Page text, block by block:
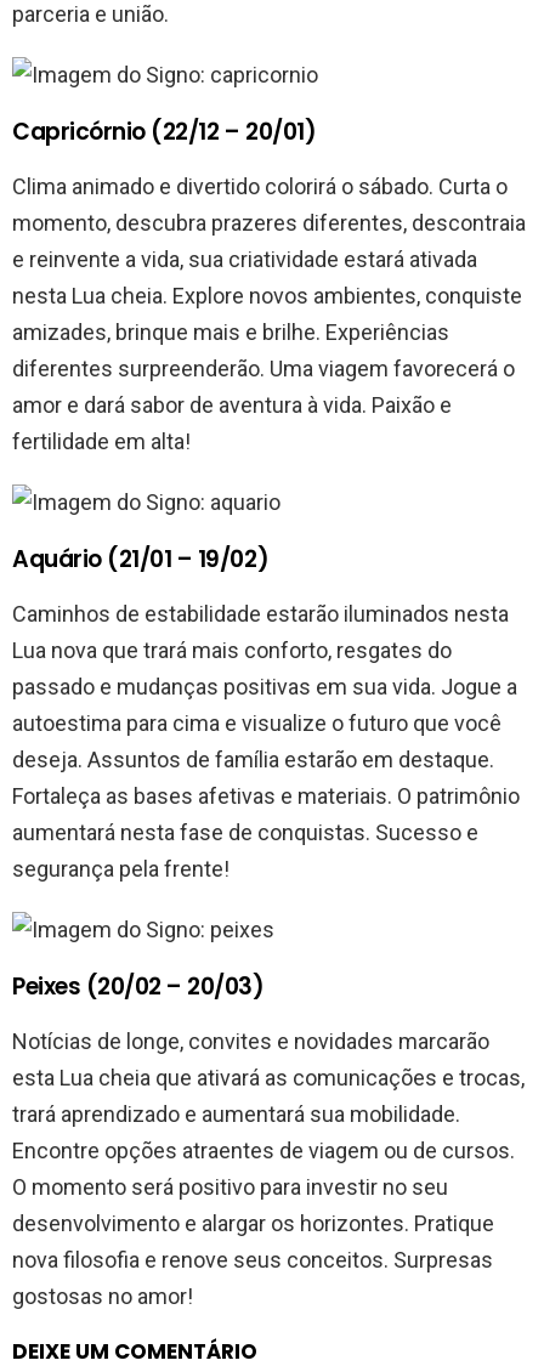
parceria e união.
Capricórnio (22/12 – 20/01)
Clima animado e divertido colorirá o sábado. Curta o
momento, descubra prazeres diferentes, descontraia
e reinvente a vida, sua criatividade estará ativada
nesta Lua cheia. Explore novos ambientes, conquiste
amizades, brinque mais e brilhe. Experiências
diferentes surpreenderão. Uma viagem favorecerá o
amor e dará sabor de aventura à vida. Paixão e
fertilidade em alta!
Aquário (21/01 – 19/02)
Caminhos de estabilidade estarão iluminados nesta
Lua nova que trará mais conforto, resgates do
passado e mudanças positivas em sua vida. Jogue a
autoestima para cima e visualize o futuro que você
deseja. Assuntos de família estarão em destaque.
Fortaleça as bases afetivas e materiais. O patrimônio
aumentará nesta fase de conquistas. Sucesso e
segurança pela frente!
Peixes (20/02 – 20/03)
Notícias de longe, convites e novidades marcarão
esta Lua cheia que ativará as comunicações e trocas,
trará aprendizado e aumentará sua mobilidade.
Encontre opções atraentes de viagem ou de cursos.
O momento será positivo para investir no seu
desenvolvimento e alargar os horizontes. Pratique
nova filosofia e renove seus conceitos. Surpresas
gostosas no amor!
DEIXE UM COMENTÁRIO